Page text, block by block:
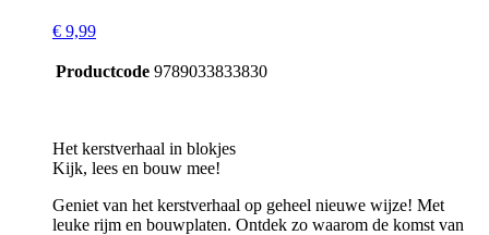
€ 9,99
Productcode 9789033833830
Het kerstverhaal in blokjes
Kijk, lees en bouw mee!
Geniet van het kerstverhaal op geheel nieuwe wijze! Met
leuke rijm en bouwplaten. Ontdek zo waarom de komst van